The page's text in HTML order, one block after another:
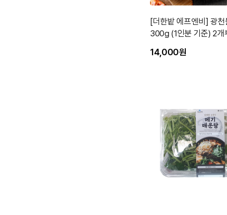
[더한밭 에프엔비] 광
300g (1인분 기준) 2개
14,000원